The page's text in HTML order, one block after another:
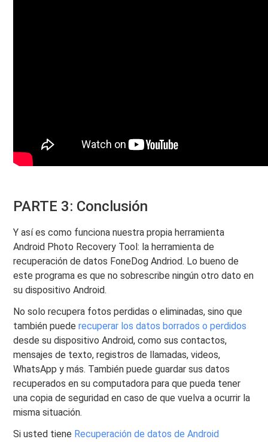
PARTE 3: Conclusión
Y así es como funciona nuestra propia herramienta
Android Photo Recovery Tool: la herramienta de
recuperación de datos FoneDog Andriod. Lo bueno de
este programa es que no sobrescribe ningún otro dato en
su dispositivo Android.
No solo recupera fotos perdidas o eliminadas, sino que
también puederecuperar los datos borrados o perdidos
desde su dispositivo Android, como sus contactos,
mensajes de texto, registros de llamadas, videos,
WhatsApp y más. También puede guardar sus datos
recuperados en su computadora para que pueda tener
una copia de seguridad en caso de que vuelva a ocurrir la
misma situación.
Si usted tiene Recuperación de datos de Android